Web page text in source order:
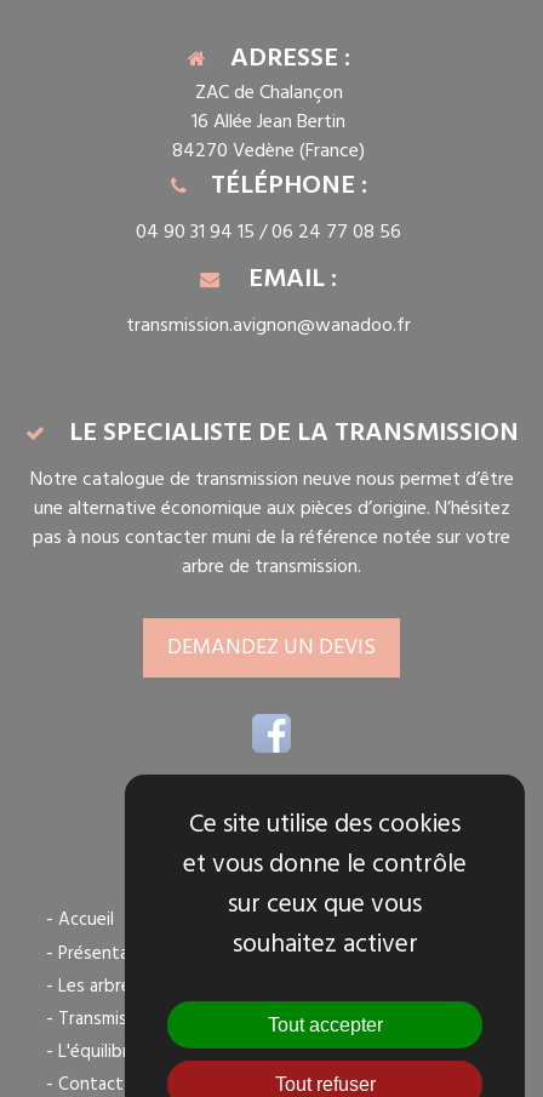
ADRESSE :
ZAC de Chalançon
16 Allée Jean Bertin
84270 Vedène (France)
TÉLÉPHONE :
04 90 31 94 15 /06 24 77 08 56
EMAIL :
transmission.avignon@wanadoo.fr
LE SPECIALISTE DE LA TRANSMISSION
Notre catalogue de transmission neuve nous permet d’être
une alternative économique aux pièces d’origine. N’hésitez
pas à nous contacter muni de la référence notée sur votre
arbre de transmission.
DEMANDEZ UN DEVIS
TOUS NOS SERVICES
- Accueil
- Présentation
- Les arbres de transmission
- Transmission agricole
- L'équilibrage dynamique
- Contact
Ce site utilise des cookies
et vous donne le contrôle
sur ceux que vous
souhaitez activer
Tout accepter
Tout refuser